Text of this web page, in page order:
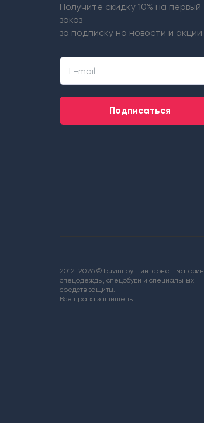
Получите скидку 10% на первый
заказ
за подписку на новости и акции
Подписаться
2012-2026 © buvini.by - интернет-магазин
спецодежды, спецобуви и специальных
средств защиты.
Все права защищены.